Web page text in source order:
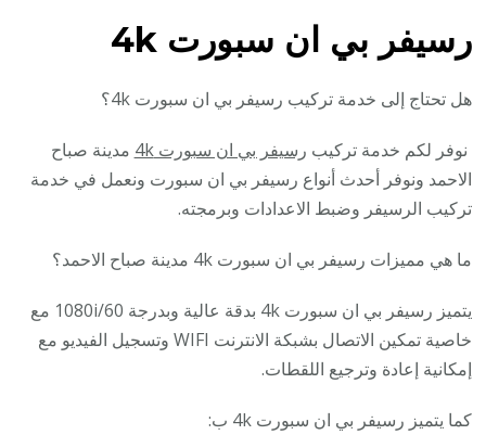
رسيفر بي ان سبورت 4k
هل تحتاج إلى خدمة تركيب رسيفر بي ان سبورت 4k؟
نوفر لكم خدمة تركيب رسيفر بي ان سبورت 4k
مدينة صباح
الاحمد ونوفر أحدث أنواع رسيفر بي ان سبورت ونعمل في خدمة
تركيب الرسيفر وضبط الاعدادات وبرمجته.
ما هي مميزات رسيفر بي ان سبورت 4k مدينة صباح الاحمد؟
يتميز رسيفر بي ان سبورت 4k بدقة عالية وبدرجة 1080i/60 مع
خاصية تمكين الاتصال بشبكة الانترنت WIFI وتسجيل الفيديو مع
إمكانية إعادة وترجيع اللقطات.
كما يتميز رسيفر بي ان سبورت 4k ب: